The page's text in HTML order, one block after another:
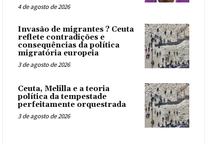
4 de agosto de 2026
Invasão de migrantes ? Ceuta
reflete contradições e
consequências da política
migratória europeia
3 de agosto de 2026
Ceuta, Melilla e a teoria
política da tempestade
perfeitamente orquestrada
3 de agosto de 2026